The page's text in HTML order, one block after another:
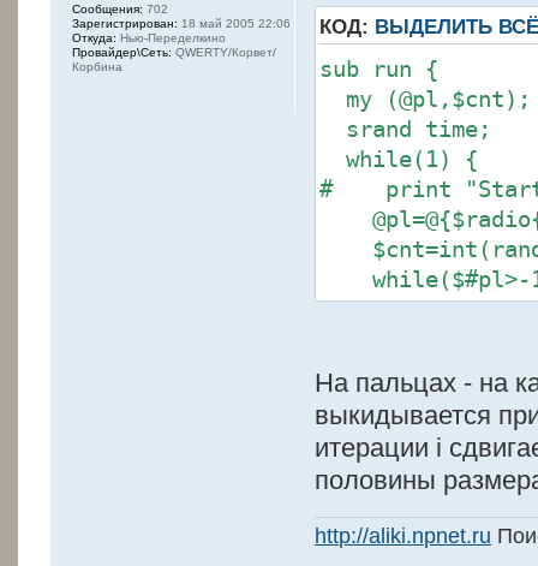
КОД: ВЫДЕЛИТЬ
sub run {
my (@pl,$cnt);
srand time;
while(1) {
# print "Start
while($#pl>-
print "Start
@pl=(@pl[0
if($#pl) {
$cnt+=$#pl/
}
print
send_song
На пальцах - на
выкидывается
итерации i
половины
http://aliki.npnet.ru
Сообщения: 702
Зарегистрирован: 18 май 2005 22:06
Откуда: Нью-Переделкино
Провайдер\Сеть: QWERTY/Корвет/
Корбина